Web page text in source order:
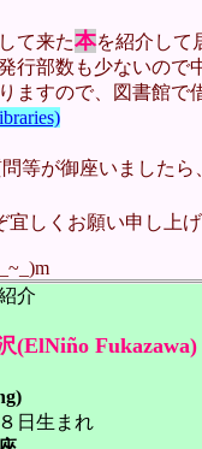
て来た本を紹介して
行部数も少ないので
ますので、図書館で
等が御座いましたら
宜しくお願い申し上げ
介
(ElNiño Fukazawa)
まれ